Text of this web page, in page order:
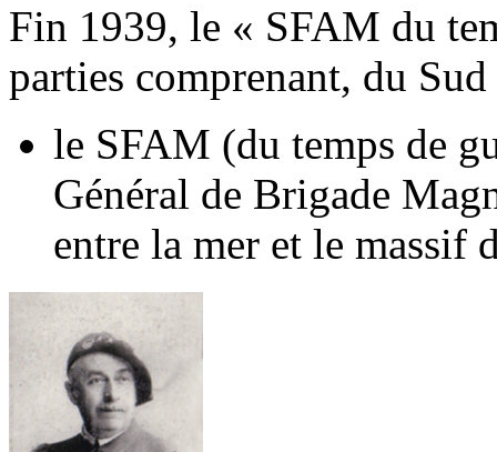
Fin 1939, le « SFAM du
parties comprenant, du
le SFAM (du temps de
Général de Brigade
entre la mer et le massif